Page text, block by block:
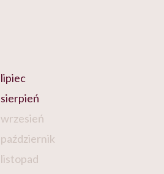
lipiec
sierpień
wrzesień
październik
listopad